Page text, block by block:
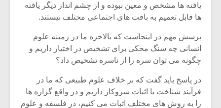
یافته ها مشخص و معین نبوده و از چشم انداز دیگر یافته
ها قابل تعمیم به بافت های اجتماعی مختلف نیستند.
پرسش مهم در اینجاست که بالاخره ما در زمینه علوم
انسانی چه سنگ محکی برای تشخیص در اختیار داریم و
چگونه می توان سره را از ناسره تشخیص داد؟
در پاسخ باید گفت که بر خلاف علوم طبیعی که ما در
فرآیند شناخت با اثبات سروکار داریم و در واقع گزاره ها
را به روش های مختلف اثبات می کنیم، در فلسفه و علوم
میکلوش روژا موریس ژار